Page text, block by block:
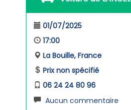
01/07/2025
17:00
La Bouille, France
Prix non spécifié
06 24 24 80 96
Aucun commentaire